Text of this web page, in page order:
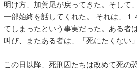
明け方、加賀尾が戻ってきた。そして
一部始終を話してくれた。 それは、１
てしまったという事実だった。ある者
叫び、またある者は、「死にたくな
この日以降、死刑囚たちは改めて死の